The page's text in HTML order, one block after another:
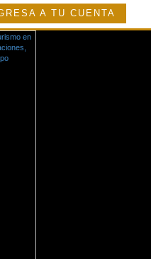
A TU CUENTA